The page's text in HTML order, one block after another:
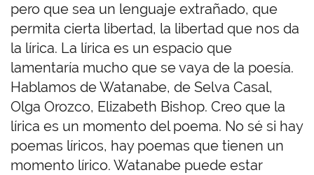
pero que sea un lenguaje extrañado, que
permita cierta libertad, la libertad que nos da
la lírica. La lírica es un espacio que
lamentaría mucho que se vaya de la poesía.
Hablamos de Watanabe, de Selva Casal,
Olga Orozco, Elizabeth Bishop. Creo que la
lírica es un momento del poema. No sé si hay
poemas líricos, hay poemas que tienen un
momento lírico. Watanabe puede estar